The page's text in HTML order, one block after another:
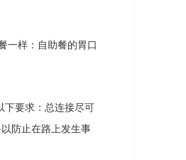
一样：自助餐的胃口
下要求：总连接尽可
防止在路上发生事